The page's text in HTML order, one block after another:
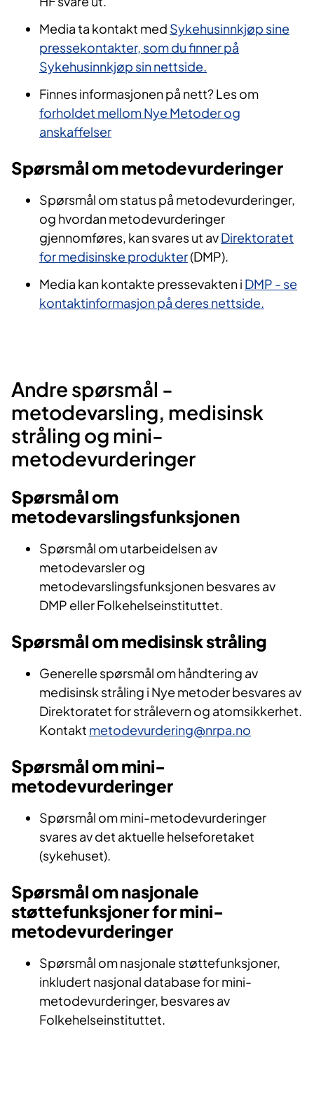
Media ta kontakt med Sykehusinnkjøp sine
pressekontakter, som du finner på
Sykehusinnkjøp sin nettside.
Finnes informasjonen på nett? Les om
forholdet mellom Nye Metoder og
anskaffelser
Spørsmål om metodevurderinger
Spørsmål om status på metodevurderinger,
og hvordan metodevurderinger
gjennomføres, kan svares ut avDirektoratet
for medisinske produkter(DMP).
Media kan kontakte pressevakten i DMP - se
kontaktinformasjon på deres nettside.
Andre spørsmål -
metodevarsling, medisinsk
stråling og mini-
metodevurderinger
Spørsmål om
metodevarslingsfunksjonen
Spørsmål om utarbeidelsen av
metodevarsler og
metodevarslingsfunksjonen besvares av
DMP eller Folkehelseinstituttet.
Spørsmål om medisinsk stråling
Generelle spørsmål om håndtering av
medisinsk stråling i Nye metoder besvares av
Direktoratet for strålevern og atomsikkerhet.
Kontakt metodevurdering@nrpa.no
Spørsmål om mini-
metodevurderinger
Spørsmål om mini-metodevurderinger
svares av det aktuelle helseforetaket
(sykehuset).
Spørsmål om nasjonale
støttefunksjoner for mini-
metodevurderinger
Spørsmål om nasjonale støttefunksjoner,
inkludert nasjonal database for mini-
metodevurderinger, besvares av
Folkehelseinstituttet.